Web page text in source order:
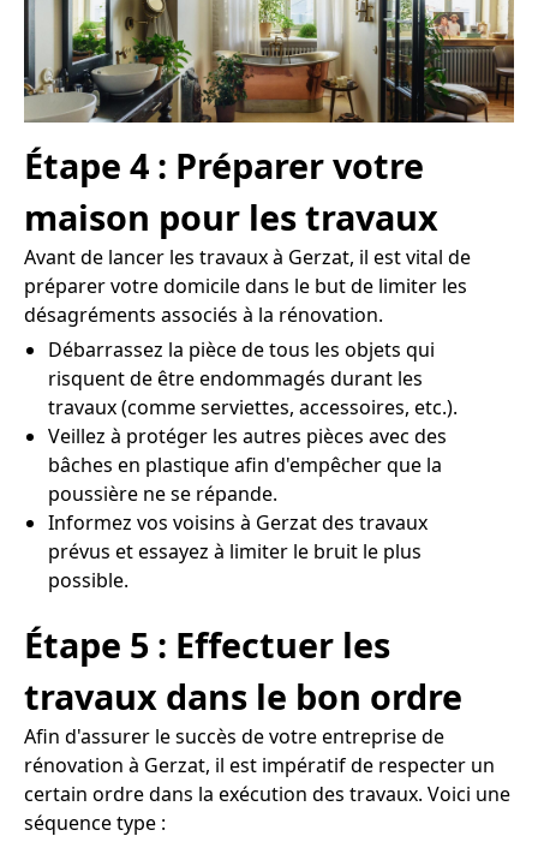
Étape 4 : Préparer votre
maison pour les travaux
Avant de lancer les travaux à Gerzat, il est vital de
préparer votre domicile dans le but de limiter les
désagréments associés à la rénovation.
Débarrassez la pièce de tous les objets qui
risquent de être endommagés durant les
travaux (comme serviettes, accessoires, etc.).
Veillez à protéger les autres pièces avec des
bâches en plastique afin d'empêcher que la
poussière ne se répande.
Informez vos voisins à Gerzat des travaux
prévus et essayez à limiter le bruit le plus
possible.
Étape 5 : Effectuer les
travaux dans le bon ordre
Afin d'assurer le succès de votre entreprise de
rénovation à Gerzat, il est impératif de respecter un
certain ordre dans la exécution des travaux. Voici une
séquence type :